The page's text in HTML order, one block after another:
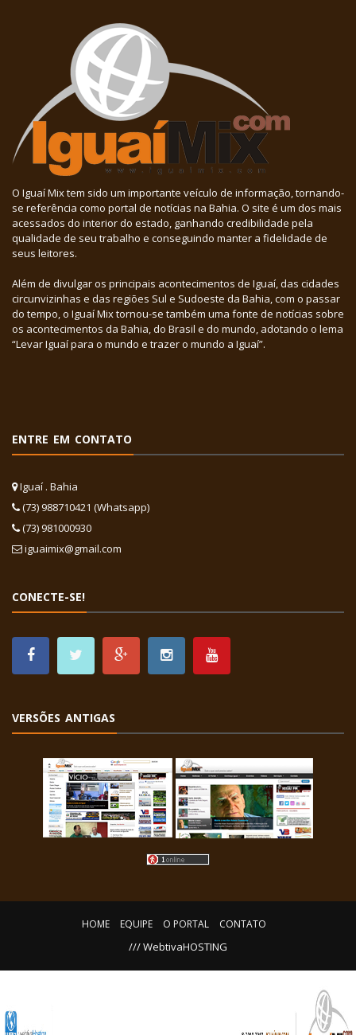
O Iguaí Mix tem sido um importante veículo de informação, tornando-
se referência como portal de notícias na Bahia. O site é um dos mais
acessados do interior do estado, ganhando credibilidade pela
qualidade de seu trabalho e conseguindo manter a fidelidade de
seus leitores.
Além de divulgar os principais acontecimentos de Iguaí, das cidades
circunvizinhas e das regiões Sul e Sudoeste da Bahia, com o passar
do tempo, o Iguaí Mix tornou-se também uma fonte de notícias sobre
os acontecimentos da Bahia, do Brasil e do mundo, adotando o lema
“Levar Iguaí para o mundo e trazer o mundo a Iguaí”.
ENTRE EM CONTATO
Iguaí . Bahia
(73) 988710421 (Whatsapp)
(73) 981000930
iguaimix@gmail.com
CONECTE-SE!
VERSÕES ANTIGAS
HOME EQUIPE O PORTAL CONTATO
/// WebtivaHOSTING